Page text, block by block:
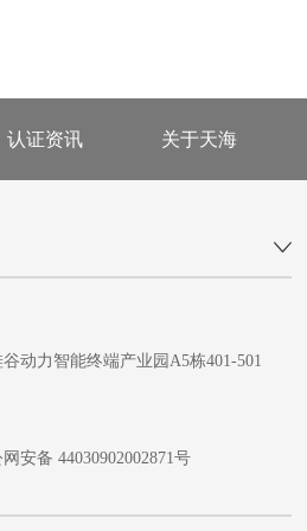
认证资讯 关于天海
动力智能终端产业园A5栋401-501
安备 44030902002871号